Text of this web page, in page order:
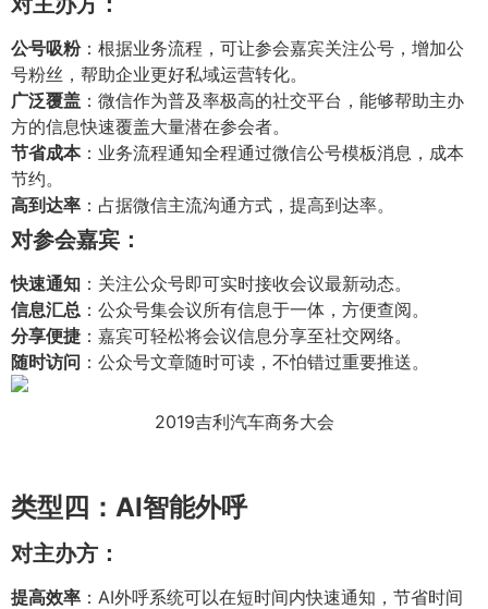
公号吸粉：根据业务流程，可让参会嘉宾关注公号，增加公
号粉丝，帮助企业更好私域运营转化。
广泛覆盖 ：微信作为普及率极高的社交平台，能够帮助主办
方的信息快速覆盖大量潜在参会者。
节省成本：业务流程通知全程通过微信公号模板消息，成本
节约。
高到达率 ：占据微信主流沟通方式，提高到达率。
对参会嘉宾：
快速通知 ：关注公众号即可实时接收会议最新动态。
信息汇总 ：公众号集会议所有信息于一体，方便查阅。
分享便捷 ：嘉宾可轻松将会议信息分享至社交网络。
随时访问 ：公众号文章随时可读，不怕错过重要推送。
2019吉利汽车商务大会
类型四：AI智能外呼
对主办方：
提高效率 ：AI外呼系统可以在短时间内快速通知，节省时间